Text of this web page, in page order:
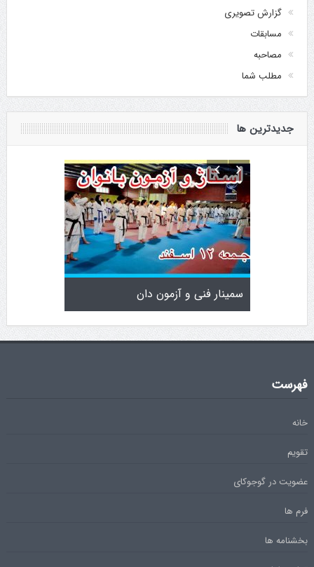
گزارش تصویری
مسابقات
مصاحبه
مطلب شما
جدیدترین ها
افزایش جوایز قهرمانی
فهرست
خانه
تقویم
عضویت در گوجوکای
فرم ها
بخشنامه ها